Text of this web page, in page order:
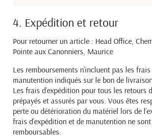
4. Expédition et retour
Pour retourner un article : Head Office,
Pointe aux Canonniers, Maurice
Les remboursements n’incluent pas les
manutention indiqués sur le bon de
Les frais d’expédition pour tous les retours
prépayés et assurés par vous. Vous êtes
perte ou détérioration du matériel lors de
frais d’expédition et de manutention ne
remboursables.